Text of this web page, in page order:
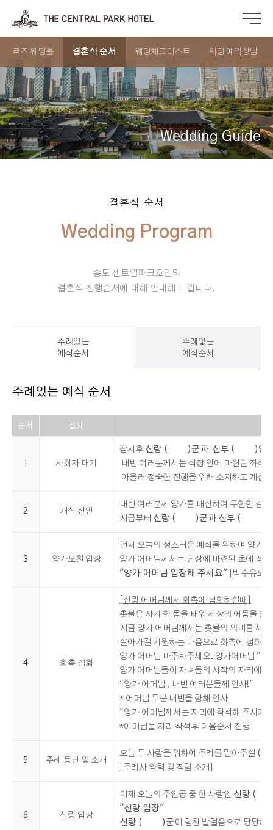
로즈 웨딩홀 결혼식 순서 웨딩체크리스트 웨딩 예약상담
Wedding Guide
결혼식 순서
송도 센트럴파크호텔의
결혼식 진행순서에 대해 안내해 드립니다.
주례있는
예식순서
주례없는
예식순서
주례있는 예식 순서
순서 절차
1 사회자 대기
잠시후 신랑 ( )군과 신부 ( )양
내빈 여러분께서는 식장 안에 마련된 좌석
아울러 정숙한 진행을 위해 소지하고 계신
2 개식 선언
내빈 여러분께 양가를 대신하여 무한한 감
지금부터 신랑 ( )군과 신부 ( )양
3 양가모친 입장
먼저 오늘의 성스러운 예식을 위하여 양가
양가 어머님께서는 단상에 마련된 초에 점
"양가 어머님 입장해 주세요"
[박수유도]
4 화촉 점화
[신랑 어머님께서 화촉에 점화하실때]
촛불은 자기 한 몸을 태워 세상의 어둠을 밝
지금 양가 어머님께서는 촛불의 의미를 새
살아가길 기원하는 마음으로 화촉에 점화
양가 어머님 마주봐주세요. 양가어머님 "
양가 어머님들이 자녀들의 시작의 자리에
"양가 어머님 , 내빈 여러분들께 인사!"
* 어머님 두분 내빈을 향해 인사
"양가 어머님께서는 자리에 착석해 주시기
*어머님들 자리 착석후 다음순서 진행
5 주례 등단 및 소개
오늘 두 사람을 위하여 주례를 맡아주실 ( )
[주례사 약력 및 직함 소개]
6 신랑 입장
이제 오늘의 주인공 중 한 사람인 신랑 (
"신랑 입장"
신랑 ( )군 이 힘찬 발걸음으로 당당하